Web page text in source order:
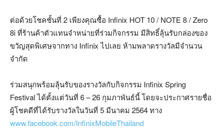
ต่อด้วยโชคชั้นที่ 2 เพียงคุณซื้อ Infinix HOT 10 / NOTE 8 / Zero
8i ที่ร้านค้าตัวแทนจำหน่ายที่ร่วมกิจกรรม มีสิทธิ์ลุ้นรับกล่องของ
ขวัญสุดพิเศษจากทาง Infinix ไปเลย ห้ามพลาดรางวัลมีจำนวน
จำกัด
ร่วมสนุกพร้อมลุ้นรับของรางวัลกับกิจกรรม Infinix Spring
Festival ได้ตั้งแต่วันที่ 6 – 26 กุมภาพันธ์นี้ โดยจะประกาศรายชื่อ
ผู้โชคดีที่ได้รับรางวัลในวันที่ 5 มีนาคม 2564 ทาง
www.facebook.com/InfinixMobileThailand